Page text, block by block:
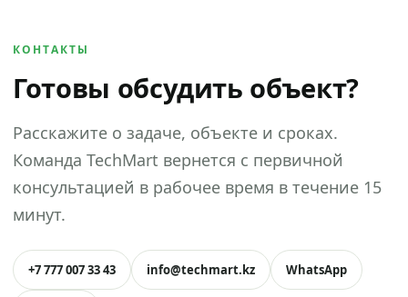
КОНТАКТЫ
Готовы обсудить объект?
Расскажите о задаче, объекте и сроках.
Команда TechMart вернется с первичной
консультацией в рабочее время в течение 15
минут.
+7 777 007 33 43 info@techmart.kz WhatsApp